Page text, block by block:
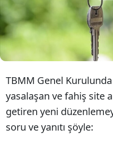
Yapılmasına Dair
aidat ve toplanacak
belirlenmesine yönelik
İşte 5 soru ve cevapta
TBMM Genel
yasalaşan ve fahiş site
getiren yeni
soru ve yanıtı şöyle: